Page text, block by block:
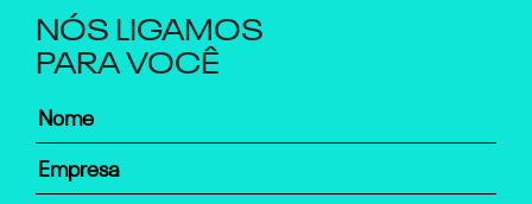
NÓS LIGAMOS
PARA VOCÊ